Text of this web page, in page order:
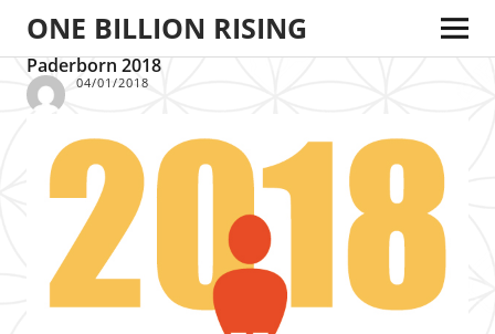
ONE BILLION RISING
Paderborn 2018
04/01/2018